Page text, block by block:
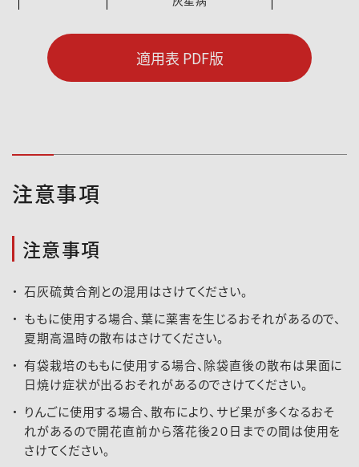
ぶどう
黒とう病
250～400
ｷｳｲﾌﾙｰﾂ
適用表 PDF版
注意事項
注意事項
石灰硫黄合剤との混用はさけてください。
ももに使用する場合、葉に薬害を生じるおそれがあるので、
夏期高温時の散布はさけてください。
有袋栽培のももに使用する場合、除袋直後の散布は果面に
日焼け症状が出るおそれがあるのでさけてください。
りんごに使用する場合、散布により、サビ果が多くなるおそ
れがあるので開花直前から落花後２０日までの間は使用を
さけてください。